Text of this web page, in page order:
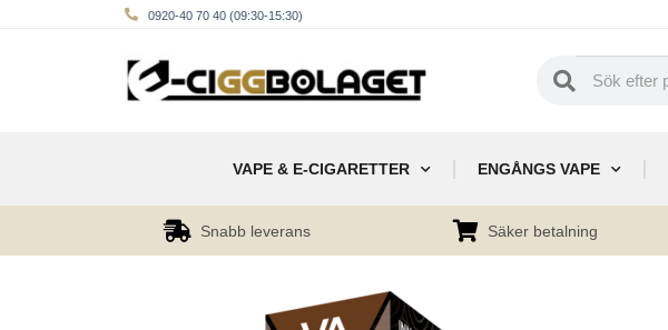
0920-40 70 40 (09:30-15:30)
VAPE & E-CIGARETTER ENGÅNGS VAPE
Snabb leverans Säker betalning